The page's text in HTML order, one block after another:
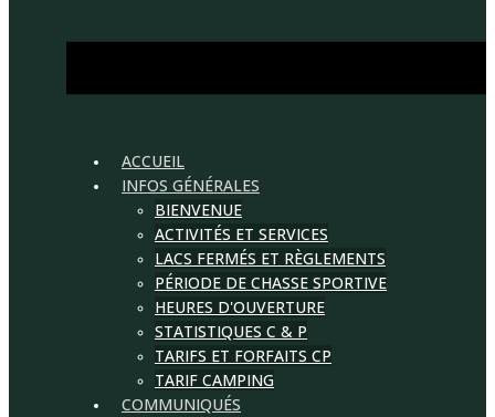
ACCUEIL
INFOS GÉNÉRALES
BIENVENUE
ACTIVITÉS ET SERVICES
LACS FERMÉS ET RÈGLEMENTS
PÉRIODE DE CHASSE SPORTIVE
HEURES D'OUVERTURE
STATISTIQUES C & P
TARIFS ET FORFAITS CP
TARIF CAMPING
COMMUNIQUÉS